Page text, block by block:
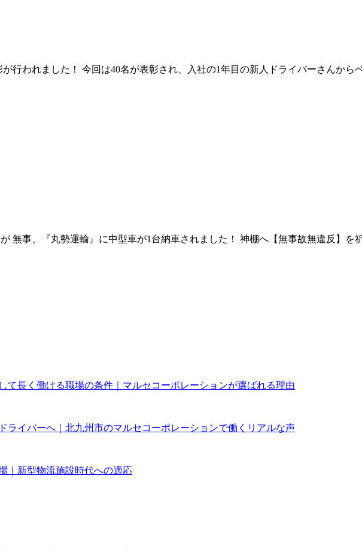
が行われました！ 今回は40名が表彰され、入社の1年目の新人ドライバーさんか
無事、『丸勢運輸』に中型車が1台納車されました！ 神棚へ【無事故無違反】
て長く働ける職場の条件｜マルセコーポレーションが選ばれる理由
ライバーへ｜北九州市のマルセコーポレーションで働くリアルな声
｜新型物流施設時代への適応